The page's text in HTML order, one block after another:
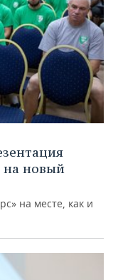
на новый
на месте, как и